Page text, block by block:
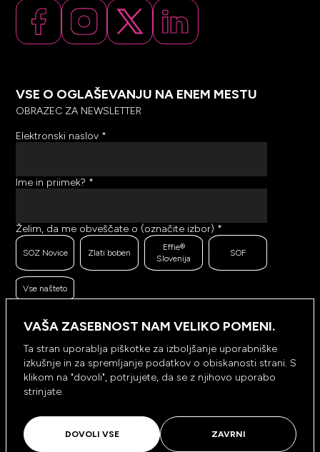
VSE O OGLAŠEVANJU NA ENEM MESTU
OBRAZEC ZA NEWSLETTER
Elektronski naslov *
Ime in priimek? *
SOZ Novice Zlati boben
Effie®
Slovenija
SOF
Vse našteto
Želim, da me obveščate o (označite izbor) *
Da, dovolim
Ne, ne
zanimivo vsebino, bi želeli meriti odzive na poslana
sporočila. Ali nam dovolite, da beležimo, hranimo
prikaze prejetih sporočil ter klike na povezave v
prejetih sporočilih? *
NAROČI SE
VAŠA ZASEBNOST NAM VELIKO POMENI.
Ta stran uporablja piškotke za izboljšanje uporabniške
izkušnje in za spremljanje podatkov o obiskanosti strani. S
klikom na "dovoli", potrjujete, da se z njihovo uporabo
strinjate.
DOVOLI VSE ZAVRNI